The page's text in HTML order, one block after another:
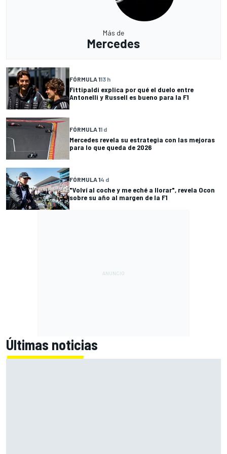
Más de
Mercedes
FÓRMULA 113 h
Fittipaldi explica por qué el duelo entre
Antonelli y Russell es bueno para la F1
FÓRMULA 11 d
Mercedes revela su estrategia con las mejoras
para lo que queda de 2026
FÓRMULA 14 d
"Volví al coche y me eché a llorar", revela Ocon
sobre su año al margen de la F1
Últimas noticias